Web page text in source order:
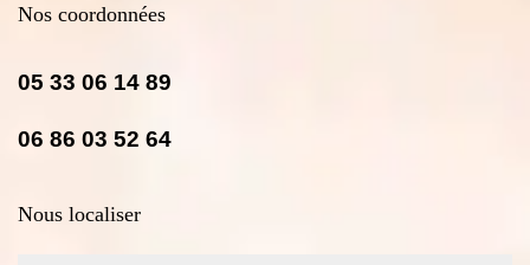
Nos coordonnées
05 33 06 14 89
06 86 03 52 64
Nous localiser